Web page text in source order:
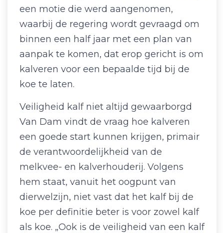
een motie die werd aangenomen,
waarbij de regering wordt gevraagd om
binnen een half jaar met een plan van
aanpak te komen, dat erop gericht is om
kalveren voor een bepaalde tijd bij de
koe te laten.
Veiligheid kalf niet altijd gewaarborgd
Van Dam vindt de vraag hoe kalveren
een goede start kunnen krijgen, primair
de verantwoordelijkheid van de
melkvee- en kalverhouderij. Volgens
hem staat, vanuit het oogpunt van
dierwelzijn, niet vast dat het kalf bij de
koe per definitie beter is voor zowel kalf
als koe. „Ook is de veiligheid van een kalf